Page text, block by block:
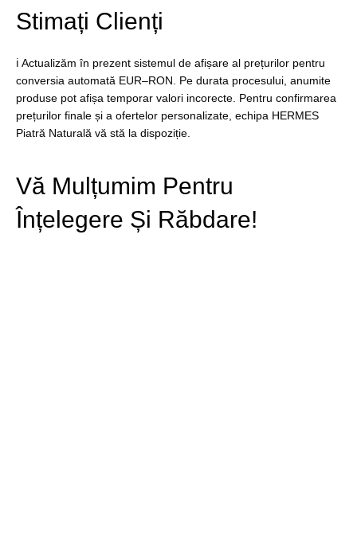
Stimați Clienți
ℹ️ Actualizăm în prezent sistemul de afișare al prețurilor pentru
conversia automată EUR–RON. Pe durata procesului, anumite
produse pot afișa temporar valori incorecte. Pentru confirmarea
prețurilor finale și a ofertelor personalizate, echipa HERMES
Piatră Naturală vă stă la dispoziție.
Vă Mulțumim Pentru
Înțelegere Și Răbdare!